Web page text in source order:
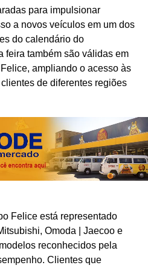
para impulsionar
a novos veículos em um dos
do calendário do
feira também são válidas em
ampliando o acesso às
de diferentes regiões
Felice está representado
Omoda | Jaecoo e
reconhecidos pela
Clientes que